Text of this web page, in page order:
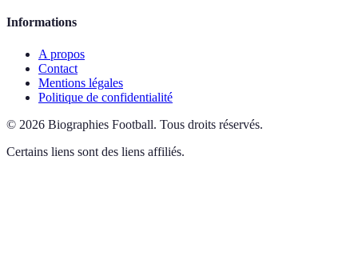
Informations
A propos
Contact
Mentions légales
Politique de confidentialité
© 2026 Biographies Football. Tous droits réservés.
Certains liens sont des liens affiliés.